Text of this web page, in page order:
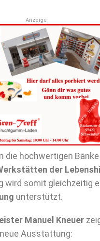
Anzeige
die hochwertigen Bänke
der
wird somit gleichzeitig
unterstützt.
Manuel Kneuer
Ausstattung: